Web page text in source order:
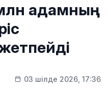
млн адамның
03 шілде 2026, 17:36